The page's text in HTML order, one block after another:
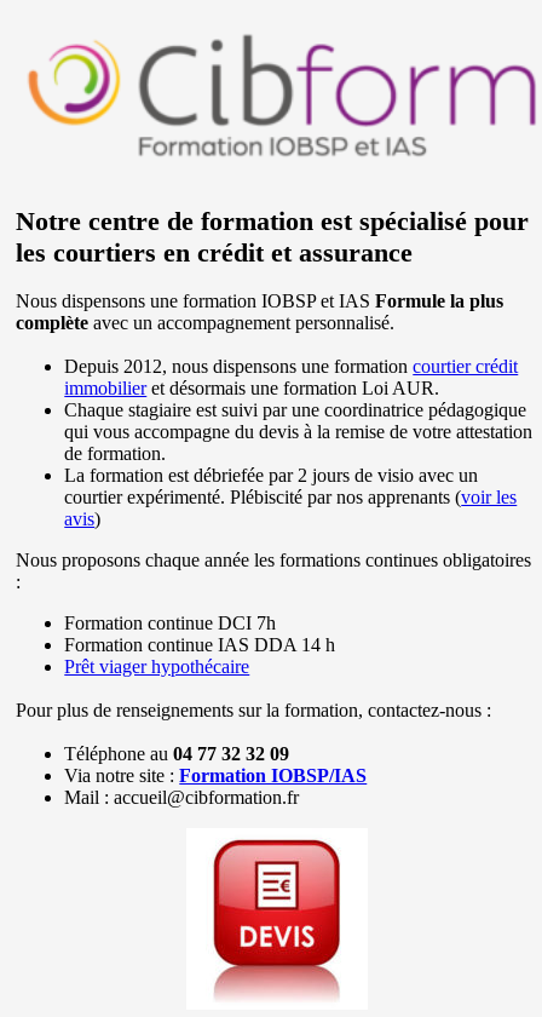
Notre centre de formation est spécialisé pour
les courtiers en crédit et assurance
Nous dispensons une formation IOBSP et IASFormule la plus
complète avec un accompagnement personnalisé.
Depuis 2012, nous dispensons une formationcourtier crédit
immobilieret désormais une formation Loi AUR.
Chaque stagiaire est suivi par une coordinatrice pédagogique
qui vous accompagne du devis à la remise de votre attestation
de formation.
La formation est débriefée par 2 jours de visio avec un
courtier expérimenté. Plébiscité par nos apprenants (voir les
avis)
Nous proposons chaque année les formations continues obligatoires
:
Formation continue DCI 7h
Formation continue IAS DDA 14 h
Prêt viager hypothécaire
Pour plus de renseignements sur la formation, contactez-nous :
Téléphone au04 77 32 32 09
Via notre site :Formation IOBSP/IAS
Mail : accueil@cibformation.fr